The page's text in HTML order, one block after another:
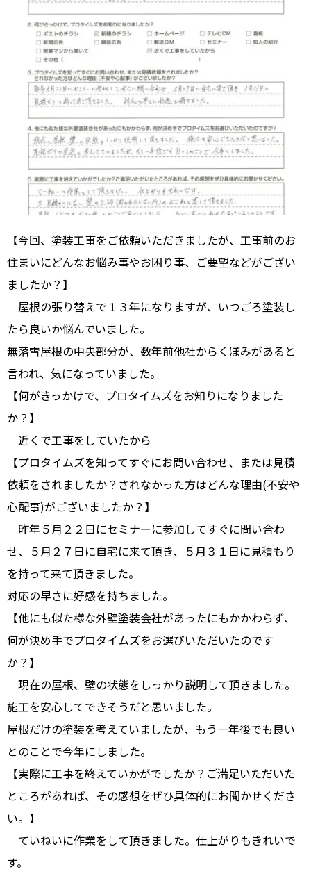
【今回、塗装工事をご依頼いただきましたが、工事前のお
住まいにどんなお悩み事やお困り事、ご要望などがござい
ましたか？】
屋根の張り替えで１３年になりますが、いつごろ塗装し
たら良いか悩んでいました。
無落雪屋根の中央部分が、数年前他社からくぼみがあると
言われ、気になっていました。
【何がきっかけで、プロタイムズをお知りになりました
か？】
近くで工事をしていたから
【プロタイムズを知ってすぐにお問い合わせ、または見積
依頼をされましたか？されなかった方はどんな理由(不安や
心配事)がございましたか？】
昨年５月２２日にセミナーに参加してすぐに問い合わ
せ、５月２７日に自宅に来て頂き、５月３１日に見積もり
を持って来て頂きました。
対応の早さに好感を持ちました。
【他にも似た様な外壁塗装会社があったにもかかわらず、
何が決め手でプロタイムズをお選びいただいたのです
か？】
現在の屋根、壁の状態をしっかり説明して頂きました。
施工を安心してできそうだと思いました。
屋根だけの塗装を考えていましたが、もう一年後でも良い
とのことで今年にしました。
【実際に工事を終えていかがでしたか？ご満足いただいた
ところがあれば、その感想をぜひ具体的にお聞かせくださ
い。】
ていねいに作業をして頂きました。仕上がりもきれいで
す。